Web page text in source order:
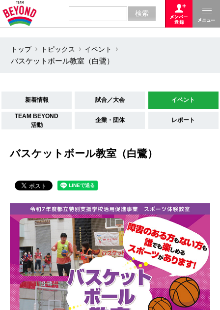
トップ トピックス
イベント
バスケットボール教室（白鷺）
新着情報 試合／大会 イベント
TEAM BEYOND
活動
企業・団体 レポート
バスケットボール教室（白鷺）